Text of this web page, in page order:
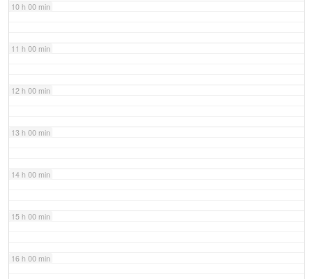
10 h 00 min
11 h 00 min
12 h 00 min
13 h 00 min
14 h 00 min
15 h 00 min
16 h 00 min